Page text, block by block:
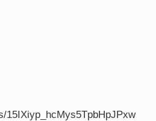
15IXiyp_hcMys5TpbHpJPxw